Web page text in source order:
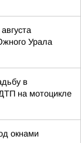
Урала
в
на мотоцикле
окнами